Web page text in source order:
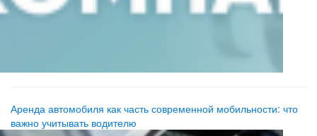
Аренда автомобиля как часть современной мобильности: что
важно учитывать водителю